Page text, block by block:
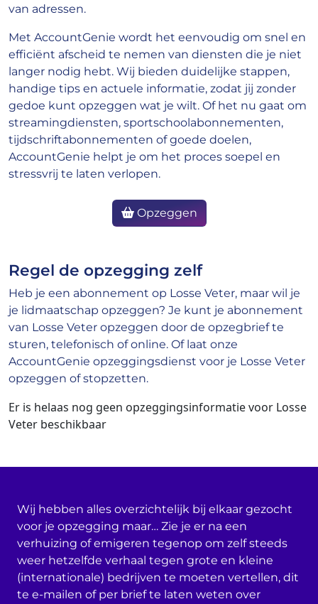
van adressen.
Met AccountGenie wordt het eenvoudig om snel en
efficiënt afscheid te nemen van diensten die je niet
langer nodig hebt. Wij bieden duidelijke stappen,
handige tips en actuele informatie, zodat jij zonder
gedoe kunt opzeggen wat je wilt. Of het nu gaat om
streamingdiensten, sportschoolabonnementen,
tijdschriftabonnementen of goede doelen,
AccountGenie helpt je om het proces soepel en
stressvrij te laten verlopen.
Opzeggen
Regel de opzegging zelf
Heb je een abonnement op Losse Veter, maar wil je
je lidmaatschap opzeggen? Je kunt je abonnement
van Losse Veter opzeggen door de opzegbrief te
sturen, telefonisch of online. Of laat onze
AccountGenie opzeggingsdienst voor je Losse Veter
opzeggen of stopzetten.
Er is helaas nog geen opzeggingsinformatie voor Losse
Veter beschikbaar
Wij hebben alles overzichtelijk bij elkaar gezocht
voor je opzegging maar… Zie je er na een
verhuizing of emigeren tegenop om zelf steeds
weer hetzelfde verhaal tegen grote en kleine
(internationale) bedrijven te moeten vertellen, dit
te e-mailen of per brief te laten weten over